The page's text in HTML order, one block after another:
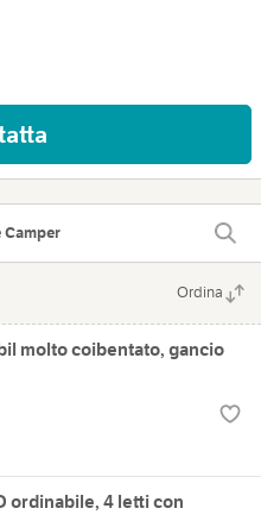
Camper
Ordina
molto coibentato, gancio
ordinabile, 4 letti con